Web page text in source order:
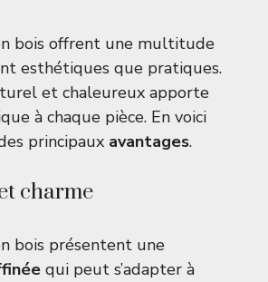
bois offrent une multitude
esthétiques que pratiques.
et chaleureux apporte
à chaque pièce. En voici
principaux avantages.
charme
bois présentent une
qui peut s’adapter à